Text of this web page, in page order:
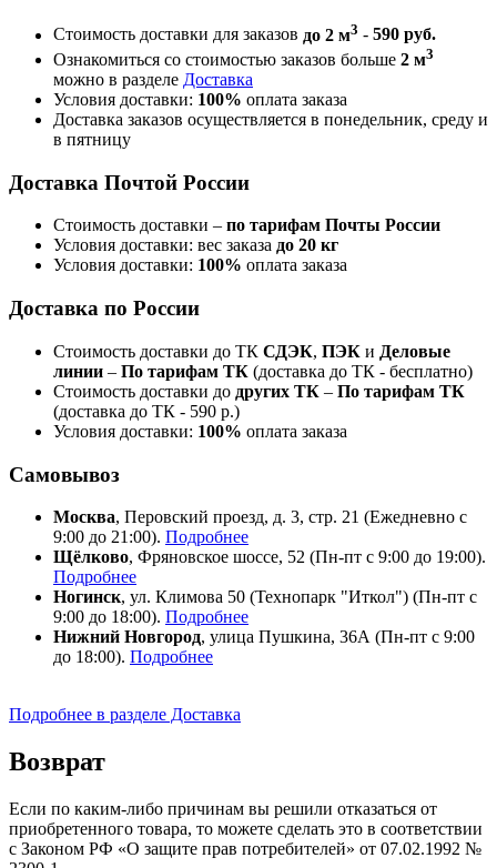
Стоимость доставки для заказов до 2 м3 - 590 руб.
Ознакомиться со стоимостью заказов больше 2 м3
можно в разделе Доставка
Условия доставки: 100% оплата заказа
Доставка заказов осуществляется в понедельник, среду и
в пятницу
Доставка Почтой России
Стоимость доставки – по тарифам Почты России
Условия доставки: вес заказа до 20 кг
Условия доставки: 100% оплата заказа
Доставка по России
Стоимость доставки до ТК СДЭК, ПЭК и Деловые
линии – По тарифам ТК (доставка до ТК - бесплатно)
Стоимость доставки до других ТК – По тарифам ТК
(доставка до ТК - 590 р.)
Условия доставки: 100% оплата заказа
Самовывоз
Москва, Перовский проезд, д. 3, стр. 21 (Ежедневно с
9:00 до 21:00). Подробнее
Щёлково, Фряновское шоссе, 52 (Пн-пт с 9:00 до 19:00).
Подробнее
Ногинск, ул. Климова 50 (​Технопарк "Иткол") (Пн-пт с
9:00 до 18:00). Подробнее
Нижний Новгород, улица Пушкина, 36А (Пн-пт с 9:00
до 18:00). Подробнее
Подробнее в разделе Доставка
Возврат
Если по каким-либо причинам вы решили отказаться от
приобретенного товара, то можете сделать это в соответствии
с Законом РФ «О защите прав потребителей» от 07.02.1992 №